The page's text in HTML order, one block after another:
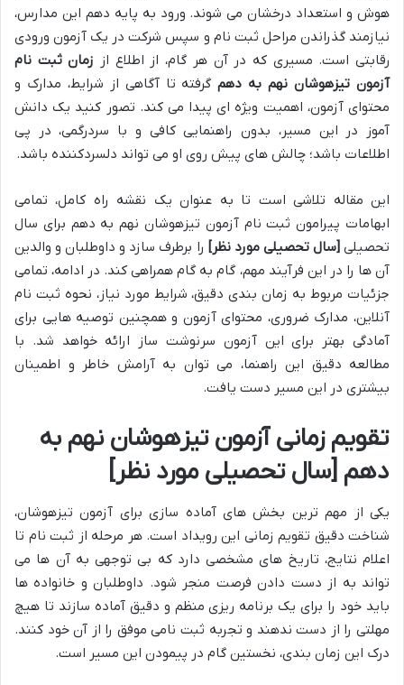
هوش و استعداد درخشان می شوند. ورود به پایه دهم این مدارس،
نیازمند گذراندن مراحل ثبت نام و سپس شرکت در یک آزمون ورودی
رقابتی است. مسیری که در آن هر گام، از اطلاع از زمان ثبت نام
آزمون تیزهوشان نهم به دهمگرفته تا آگاهی از شرایط، مدارک و
محتوای آزمون، اهمیت ویژه ای پیدا می کند. تصور کنید یک دانش
آموز در این مسیر، بدون راهنمایی کافی و با سردرگمی، در پی
اطلاعات باشد؛ چالش های پیش روی او می تواند دلسردکننده باشد.
این مقاله تلاشی است تا به عنوان یک نقشه راه کامل، تمامی
ابهامات پیرامون ثبت نام آزمون تیزهوشان نهم به دهم برای سال
تحصیلی [سال تحصیلی مورد نظر] را برطرف سازد و داوطلبان و والدین
آن ها را در این فرآیند مهم، گام به گام همراهی کند. در ادامه، تمامی
جزئیات مربوط به زمان بندی دقیق، شرایط مورد نیاز، نحوه ثبت نام
آنلاین، مدارک ضروری، محتوای آزمون و همچنین توصیه هایی برای
آمادگی بهتر برای این آزمون سرنوشت ساز ارائه خواهد شد. با
مطالعه دقیق این راهنما، می توان به آرامش خاطر و اطمینان
بیشتری در این مسیر دست یافت.
تقویم زمانی آزمون تیزهوشان نهم به
دهم [سال تحصیلی مورد نظر]
یکی از مهم ترین بخش های آماده سازی برای آزمون تیزهوشان،
شناخت دقیق تقویم زمانی این رویداد است. هر مرحله از ثبت نام تا
اعلام نتایج، تاریخ های مشخصی دارد که بی توجهی به آن ها می
تواند به از دست دادن فرصت منجر شود. داوطلبان و خانواده ها
باید خود را برای یک برنامه ریزی منظم و دقیق آماده سازند تا هیچ
مهلتی را از دست ندهند و تجربه ثبت نامی موفق را از آن خود کنند.
درک این زمان بندی، نخستین گام در پیمودن این مسیر است.